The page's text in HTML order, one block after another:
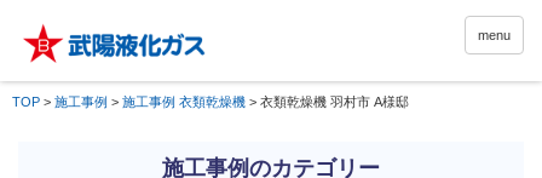
menu
TOP > 施工事例 > 施工事例 衣類乾燥機 > 衣類乾燥機 羽村市 A様邸
施工事例のカテゴリー